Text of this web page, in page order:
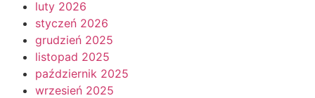
luty 2026
styczeń 2026
grudzień 2025
listopad 2025
październik 2025
wrzesień 2025